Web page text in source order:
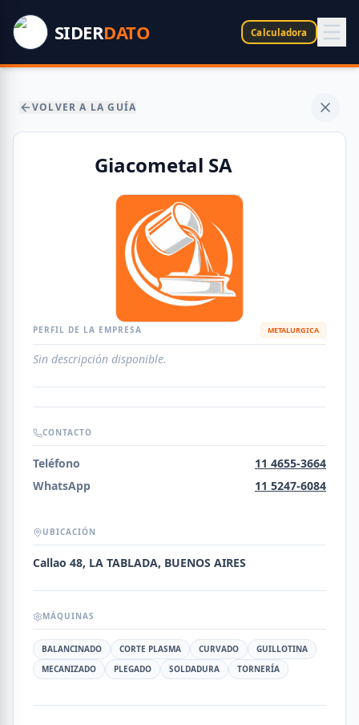
SIDERDATO Calculadora
VOLVER A LA GUÍA
Giacometal SA
PERFIL DE LA EMPRESA METALURGICA
Sin descripción disponible.
CONTACTO
Teléfono
11 4655-3664
WhatsApp
11 5247-6084
UBICACIÓN
Callao 48, LA TABLADA, BUENOS AIRES
MÁQUINAS
BALANCINADO CORTE PLASMA CURVADO
GUILLOTINA
MECANIZADO
PLEGADO SOLDADURA TORNERÍA